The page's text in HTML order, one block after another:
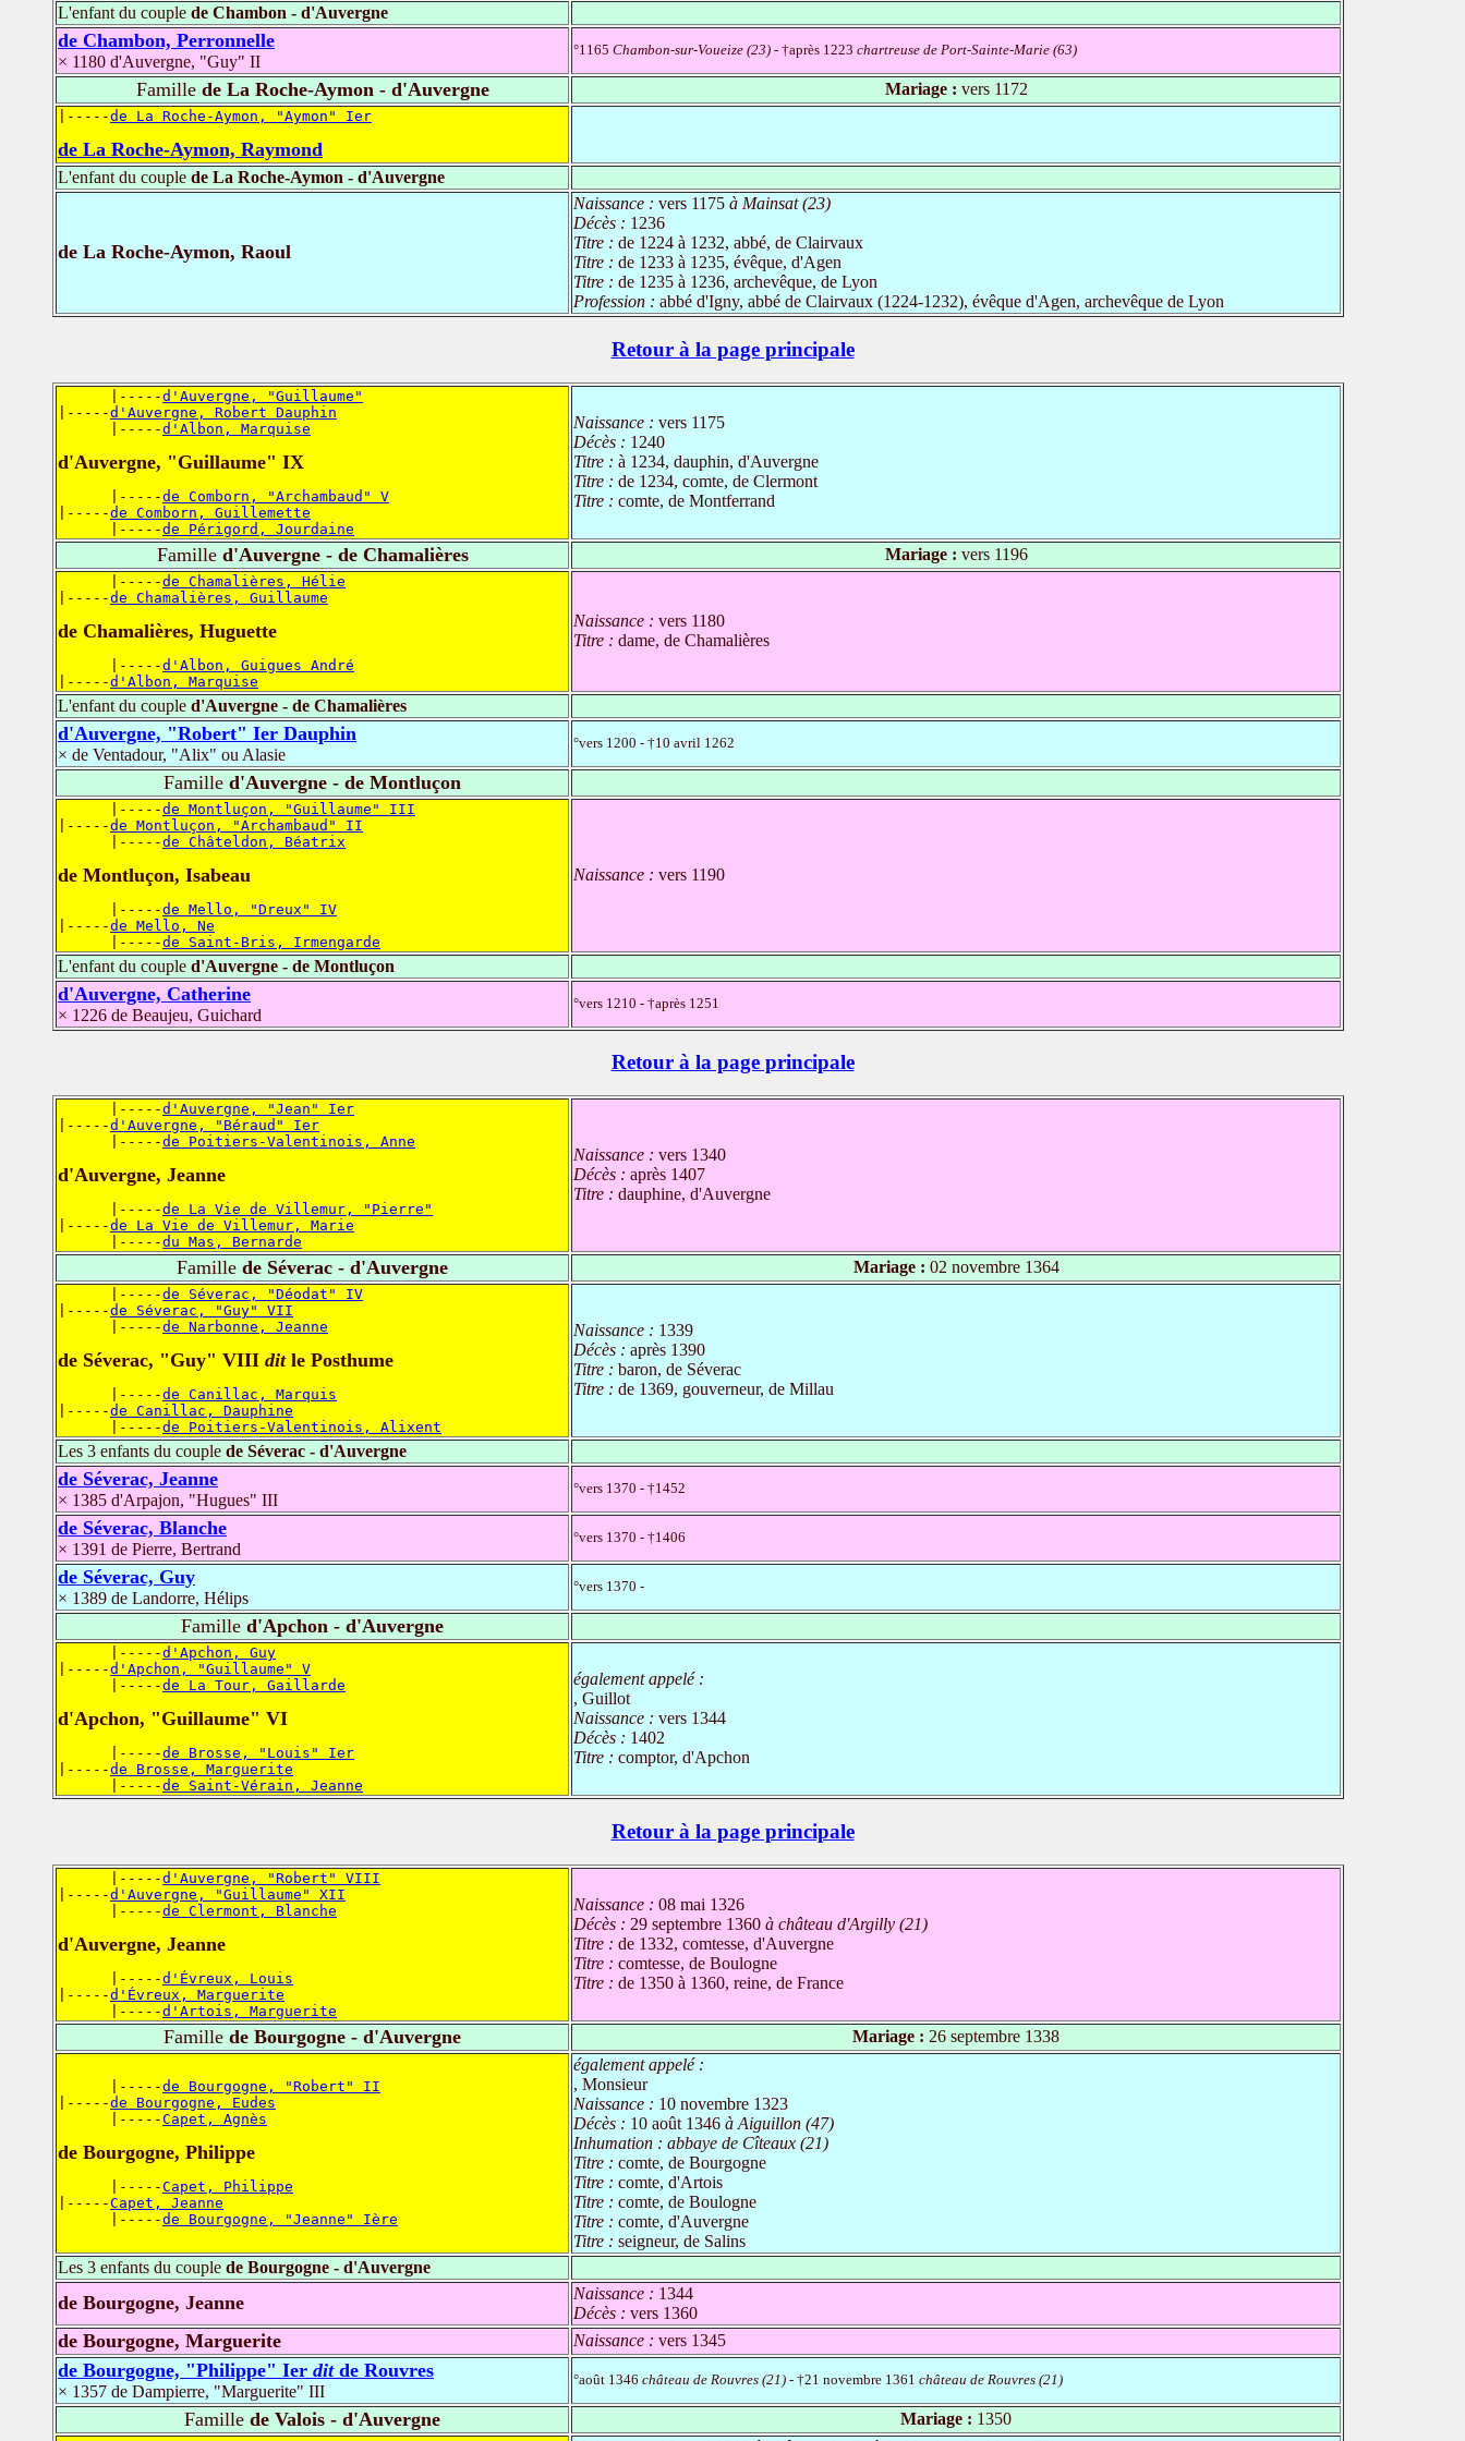
L'enfant du couple de Chambon - d'Auvergne
de Chambon, Perronnelle
× 1180 d'Auvergne, "Guy" II
°1165 Chambon-sur-Voueize (23) - †après 1223 chartreuse de Port-Sainte-Marie (63)
Famillede La Roche-Aymon - d'Auvergne Mariage : vers 1172
|-----de La Roche-Aymon, "Aymon" Ier
de La Roche-Aymon, Raymond
L'enfant du couple de La Roche-Aymon - d'Auvergne
de La Roche-Aymon, Raoul
Naissance : vers 1175 à Mainsat (23)
Décès : 1236
Titre : de 1224 à 1232, abbé, de Clairvaux
Titre : de 1233 à 1235, évêque, d'Agen
Titre : de 1235 à 1236, archevêque, de Lyon
Profession : abbé d'Igny, abbé de Clairvaux (1224-1232), évêque d'Agen, archevêque de Lyon
Retour à la page principale
      |-----
d'Auvergne, "Guillaume"
|-----d'Auvergne, Robert Dauphin
      |-----
d'Albon, Marquise
d'Auvergne, "Guillaume" IX
      |-----
de Comborn, "Archambaud" V
|-----de Comborn, Guillemette
      |-----
de Périgord, Jourdaine
Naissance : vers 1175
Décès : 1240
Titre : à 1234, dauphin, d'Auvergne
Titre : de 1234, comte, de Clermont
Titre : comte, de Montferrand
Familled'Auvergne - de Chamalières Mariage : vers 1196
      |-----
de Chamalières, Hélie
|-----de Chamalières, Guillaume
de Chamalières, Huguette
      |-----
d'Albon, Guigues André
|-----d'Albon, Marquise
Naissance : vers 1180
Titre : dame, de Chamalières
L'enfant du couple d'Auvergne - de Chamalières
d'Auvergne, "Robert" Ier Dauphin
× de Ventadour, "Alix" ou Alasie
°vers 1200 - †10 avril 1262
Famille d'Auvergne - de Montluçon
      |-----
de Montluçon, "Guillaume" III
|-----de Montluçon, "Archambaud" II
      |-----
de Châteldon, Béatrix
de Montluçon, Isabeau
      |-----
de Mello, "Dreux" IV
|-----de Mello, Ne
      |-----
de Saint-Bris, Irmengarde
Naissance : vers 1190
L'enfant du couple d'Auvergne - de Montluçon
d'Auvergne, Catherine
× 1226 de Beaujeu, Guichard
°vers 1210 - †après 1251
Retour à la page principale
      |-----
d'Auvergne, "Jean" Ier
|-----d'Auvergne, "Béraud" Ier
      |-----
de Poitiers-Valentinois, Anne
d'Auvergne, Jeanne
      |-----
de La Vie de Villemur, "Pierre"
|-----de La Vie de Villemur, Marie
      |-----
du Mas, Bernarde
Naissance : vers 1340
Décès : après 1407
Titre : dauphine, d'Auvergne
Famille de Séverac - d'Auvergne Mariage : 02 novembre 1364
      |-----
de Séverac, "Déodat" IV
|-----de Séverac, "Guy" VII
      |-----
de Narbonne, Jeanne
de Séverac, "Guy" VIII ditle Posthume
      |-----
de Canillac, Marquis
|-----de Canillac, Dauphine
      |-----
de Poitiers-Valentinois, Alixent
Naissance : 1339
Décès : après 1390
Titre : baron, de Séverac
Titre : de 1369, gouverneur, de Millau
Les 3 enfants du couple de Séverac - d'Auvergne
de Séverac, Jeanne
× 1385 d'Arpajon, "Hugues" III
°vers 1370 - †1452
de Séverac, Blanche
× 1391 de Pierre, Bertrand
°vers 1370 - †1406
de Séverac, Guy
× 1389 de Landorre, Hélips
°vers 1370 -
Famille d'Apchon - d'Auvergne
      |-----
d'Apchon, Guy
|-----d'Apchon, "Guillaume" V
      |-----
de La Tour, Gaillarde
d'Apchon, "Guillaume" VI
      |-----
de Brosse, "Louis" Ier
|-----de Brosse, Marguerite
      |-----
de Saint-Vérain, Jeanne
également appelé :
, Guillot
Naissance : vers 1344
Décès : 1402
Titre : comptor, d'Apchon
Retour à la page principale
      |-----
d'Auvergne, "Robert" VIII
|-----d'Auvergne, "Guillaume" XII
      |-----
de Clermont, Blanche
d'Auvergne, Jeanne
      |-----
d'Évreux, Louis
|-----d'Évreux, Marguerite
      |-----
d'Artois, Marguerite
Naissance : 08 mai 1326
Décès : 29 septembre 1360 à château d'Argilly (21)
Titre : de 1332, comtesse, d'Auvergne
Titre : comtesse, de Boulogne
Titre : de 1350 à 1360, reine, de France
Famille de Bourgogne - d'Auvergne Mariage : 26 septembre 1338
      |-----
de Bourgogne, "Robert" II
|-----de Bourgogne, Eudes
      |-----
Capet, Agnès
de Bourgogne, Philippe
      |-----
Capet, Philippe
|-----Capet, Jeanne
      |-----
de Bourgogne, "Jeanne" Ière
également appelé :
, Monsieur
Naissance : 10 novembre 1323
Décès : 10 août 1346 à Aiguillon (47)
Inhumation : abbaye de Cîteaux (21)
Titre : comte, de Bourgogne
Titre : comte, d'Artois
Titre : comte, de Boulogne
Titre : comte, d'Auvergne
Titre : seigneur, de Salins
Les 3 enfants du couple de Bourgogne - d'Auvergne
de Bourgogne, Jeanne Naissance : 1344
Décès : vers 1360
de Bourgogne, Marguerite Naissance : vers 1345
de Bourgogne, "Philippe" Ier ditde Rouvres
× 1357 de Dampierre, "Marguerite" III
°août 1346 château de Rouvres (21) - †21 novembre 1361 château de Rouvres (21)
Famille de Valois - d'Auvergne Mariage : 1350